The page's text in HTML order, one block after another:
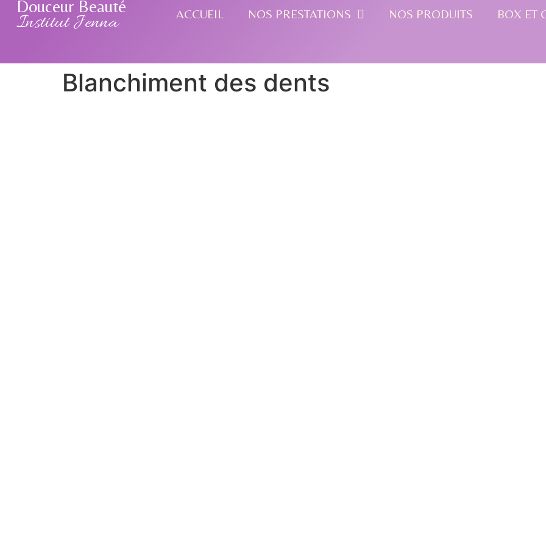
Douceur Beauté
Institut Jenna ACCUEIL NOS PRESTATIONS NOS PRODUITS BOX ET
Blanchiment des dents